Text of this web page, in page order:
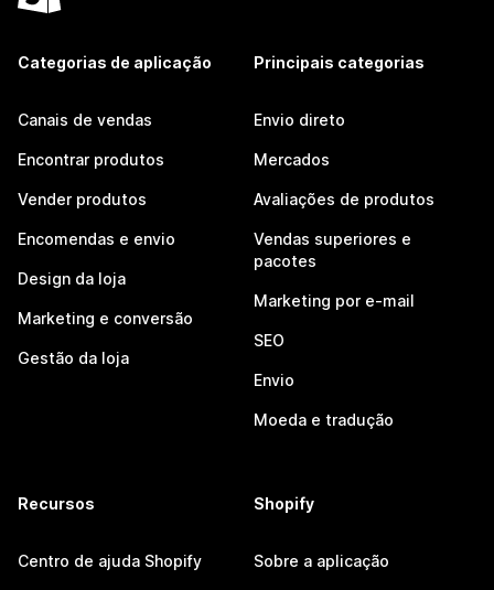
Categorias de aplicação
Canais de vendas
Encontrar produtos
Vender produtos
Encomendas e envio
Design da loja
Marketing e conversão
Gestão da loja
Principais categorias
Envio direto
Mercados
Avaliações de produtos
Vendas superiores e
pacotes
Marketing por e-mail
SEO
Envio
Moeda e tradução
Recursos
Centro de ajuda Shopify
Shopify
Sobre a aplicação